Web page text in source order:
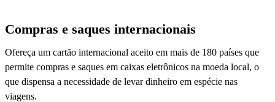
Compras e saques internacionais
Ofereça um cartão internacional aceito em mais de 180 países que
permite compras e saques em caixas eletrônicos na moeda local, o
que dispensa a necessidade de levar dinheiro em espécie nas
viagens.